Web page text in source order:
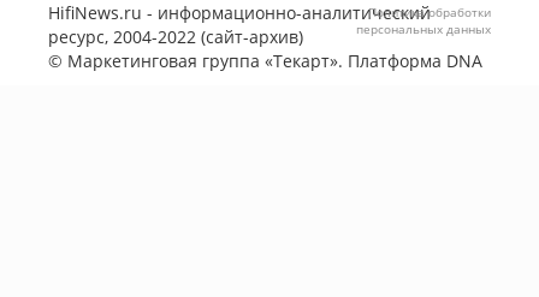
HifiNews.ru - информационно-аналитический
ресурс, 2004-2022 (сайт-архив)
© Маркетинговая группа «Текарт». Платформа DNA
Политика обработки
персональных данных